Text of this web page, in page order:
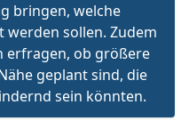
bringen, welche
sollen. Zudem
erfragen, ob größere
geplant sind, die
sein könnten.